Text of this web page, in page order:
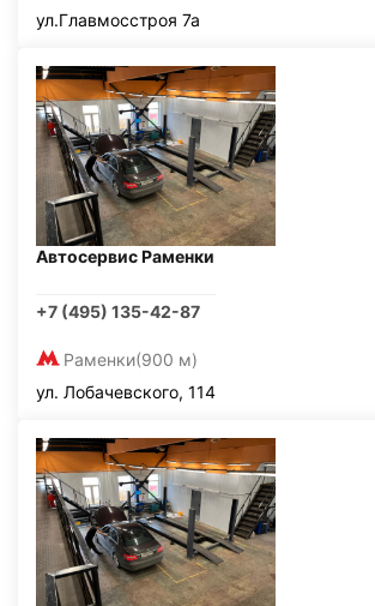
ул.Главмосстроя 7а
Автосервис Раменки
+7 (495) 135-42-87
Раменки(900 м)
ул. Лобачевского, 114